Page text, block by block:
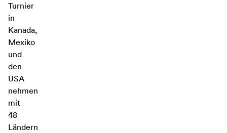
Turnier
in
Kanada,
Mexiko
und
den
USA
nehmen
mit
48
Ländern